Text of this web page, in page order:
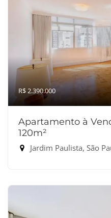
R$ 2.390.000
Apartamento à
120m²
Jardim Paulista, São